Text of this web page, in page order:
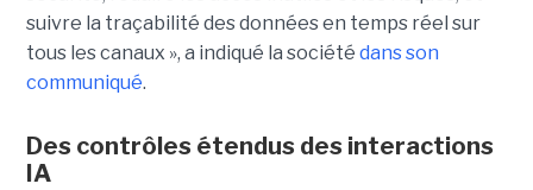
suivre la traçabilité des données en temps réel sur
tous les canaux », a indiqué la société dans son
communiqué.
Des contrôles étendus des interactions
IA